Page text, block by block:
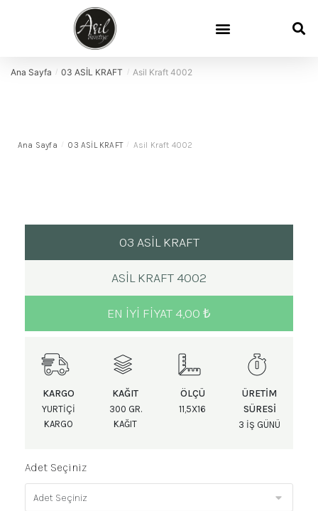
Ana Sayfa / 03 ASİL KRAFT / Asil Kraft 4002
Ana Sayfa / 03 ASİL KRAFT / Asil Kraft 4002
03 ASİL KRAFT
ASIL KRAFT 4002
EN IYI FIYAT 4,00 ₺
KARGO
YURTIÇI
KARGO
KAĞIT
300 GR.
KAĞIT
ÖLÇÜ
11,5X16
ÜRETIM
SÜRESI
3 IŞ GÜNÜ
Adet Seçiniz